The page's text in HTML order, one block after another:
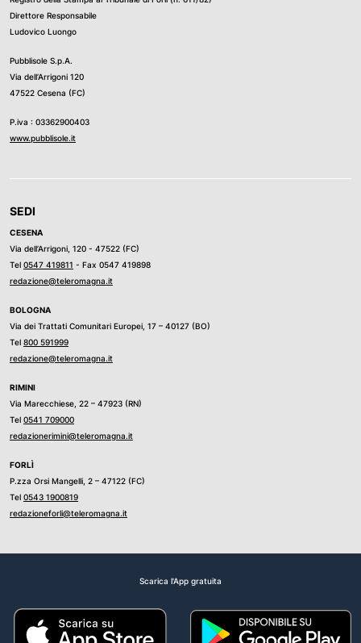
Direttore Responsabile
Ludovico Luongo
Pubblisole S.p.A.
Via dell’Arrigoni 120
47522 Cesena (FC)
P.iva : 03362900403
www.pubblisole.it
SEDI
CESENA
Via dell’Arrigoni, 120 - 47522 (FC)
Tel 0547 419811 - Fax 0547 419898
redazione@teleromagna.it
BOLOGNA
Via dei Trattati Comunitari Europei, 17 – 40127 (BO)
Tel 800 591999
redazione@teleromagna.it
RIMINI
Via Marecchiese, 22 – 47923 (RN)
Tel 0541 709000
redazionerimini@teleromagna.it
FORLÌ
P.zza Orsi Mangelli, 2 – 47122 (FC)
Tel 0543 1900819
redazioneforli@teleromagna.it
Scarica l'App gratuita